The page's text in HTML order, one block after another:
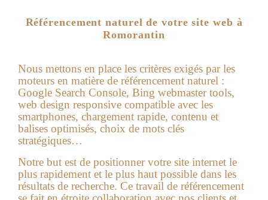
Référencement naturel de votre site web à
Romorantin
Nous mettons en place les critères exigés par les
moteurs en matière de référencement naturel :
Google Search Console, Bing webmaster tools,
web design responsive compatible avec les
smartphones, chargement rapide, contenu et
balises optimisés, choix de mots clés
stratégiques…
Notre but est de positionner votre site internet le
plus rapidement et le plus haut possible dans les
résultats de recherche. Ce travail de référencement